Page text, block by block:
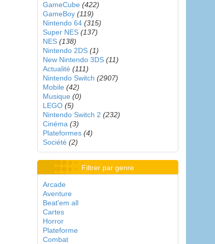
GameCube (422)
GameBoy (119)
Nintendo 64 (315)
Super NES (137)
NES (138)
Nintendo 2DS (1)
New Nintendo 3DS (11)
Actualité (111)
Nintendo Switch (2907)
Mobile (42)
Musique (0)
LEGO (5)
Nintendo Switch 2 (232)
Cinéma (3)
Plateformes (4)
Société (2)
Filtrer par genre
Arcade
Aventure
Beat'em all
Cartes
Horror
Plateforme
Combat